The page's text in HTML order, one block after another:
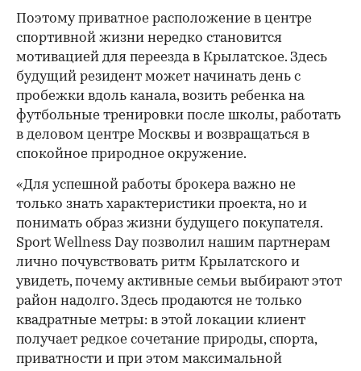
Поэтому приватное расположение в центре
спортивной жизни нередко становится
мотивацией для переезда в Крылатское. Здесь
будущий резидент может начинать день с
пробежки вдоль канала, возить ребенка на
футбольные тренировки после школы, работать
в деловом центре Москвы и возвращаться в
спокойное природное окружение.
«Для успешной работы брокера важно не
только знать характеристики проекта, но и
понимать образ жизни будущего покупателя.
Sport Wellness Day позволил нашим партнерам
лично почувствовать ритм Крылатского и
увидеть, почему активные семьи выбирают этот
район надолго. Здесь продаются не только
квадратные метры: в этой локации клиент
получает редкое сочетание природы, спорта,
приватности и при этом максимальной